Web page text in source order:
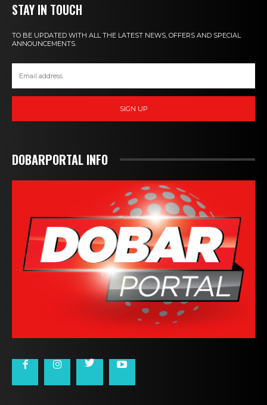
STAY IN TOUCH
TO BE UPDATED WITH ALL THE LATEST NEWS, OFFERS AND SPECIAL
ANNOUNCEMENTS.
SIGN UP
DOBARPORTAL INFO